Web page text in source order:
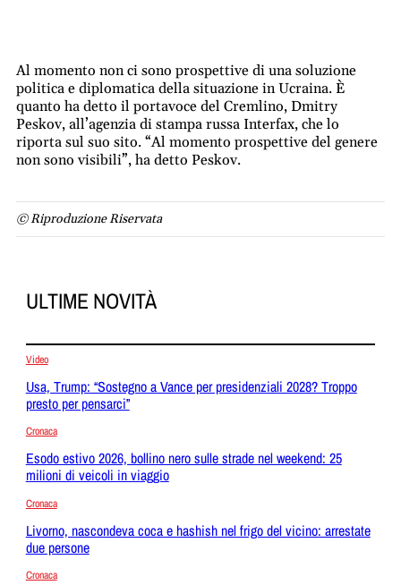
Al momento non ci sono prospettive di una soluzione
politica e diplomatica della situazione in Ucraina. È
quanto ha detto il portavoce del Cremlino, Dmitry
Peskov, all’agenzia di stampa russa Interfax, che lo
riporta sul suo sito. “Al momento prospettive del genere
non sono visibili”, ha detto Peskov.
© Riproduzione Riservata
ULTIME NOVITÀ
Video
Usa, Trump: “Sostegno a Vance per presidenziali 2028? Troppo
presto per pensarci”
Cronaca
Esodo estivo 2026, bollino nero sulle strade nel weekend: 25
milioni di veicoli in viaggio
Cronaca
Livorno, nascondeva coca e hashish nel frigo del vicino: arrestate
due persone
Cronaca